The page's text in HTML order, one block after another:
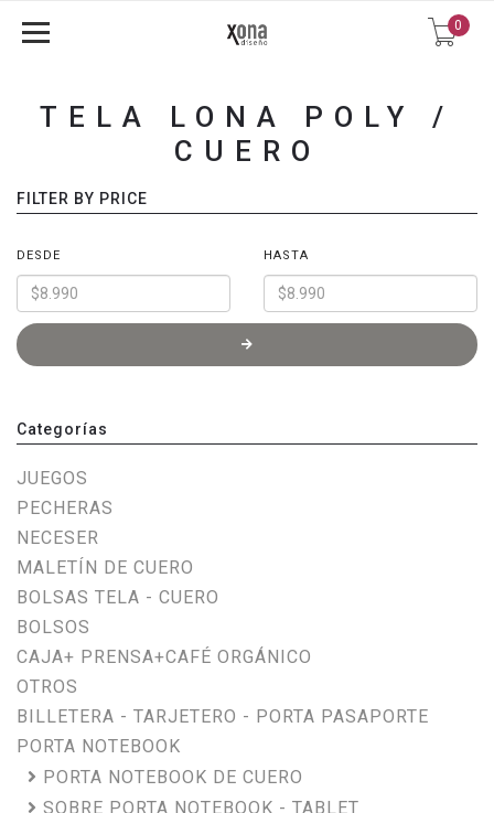
0
TELA LONA POLY /
CUERO
FILTER BY PRICE
DESDE HASTA
Categorías
JUEGOS
PECHERAS
NECESER
MALETÍN DE CUERO
BOLSAS TELA - CUERO
BOLSOS
CAJA+ PRENSA+CAFÉ ORGÁNICO
OTROS
BILLETERA - TARJETERO - PORTA PASAPORTE
PORTA NOTEBOOK
PORTA NOTEBOOK DE CUERO
SOBRE PORTA NOTEBOOK - TABLET